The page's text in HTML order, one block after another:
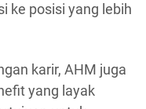
ke posisi yang lebih
karir, AHM juga
yang layak